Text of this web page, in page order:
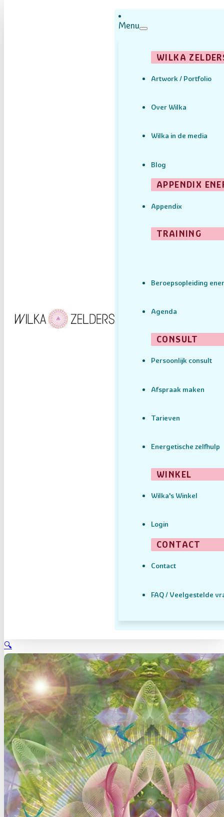
Menu
WILKA
Artwork / Portfolio
Over Wilka
Wilka in de media
Blog
APPENDIX
Appendix
TRAINING
Beroepsopleiding
Agenda
CONSULT
Persoonlijk consult
Afspraak maken
Tarieven
Energetische zelfhulp
WINKEL
Wilka's Winkel
Login
CONTACT
Contact
FAQ / Veelgestelde
🔍